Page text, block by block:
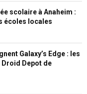
scolaire à Anaheim :
écoles locales
Galaxy’s Edge : les
Droid Depot de